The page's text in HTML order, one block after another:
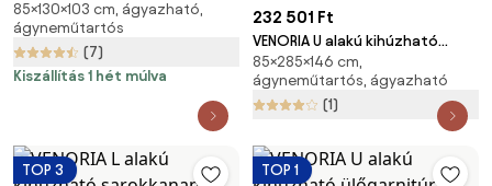
JARELL, kihúzható
85×130×103 cm, ágyazható,
ágyneműtartós
(7)
Kiszállítás 1 hét múlva
232 501 Ft
VENORIA U alakú kihúzható
ülőgarnitúra, 285x146 cm,
világoszöld + 2 párna INGYEN
85×285×146 cm,
ágyneműtartós, ágyazható
(1)
TOP 3 TOP 1